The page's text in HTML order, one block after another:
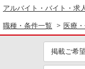
アルバイト・バイト・求
職種・条件一覧 医療
掲載ご希